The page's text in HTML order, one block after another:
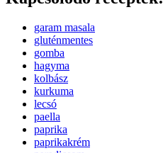
garam masala
gluténmentes
gomba
hagyma
kolbász
kurkuma
lecsó
paella
paprika
paprikakrém